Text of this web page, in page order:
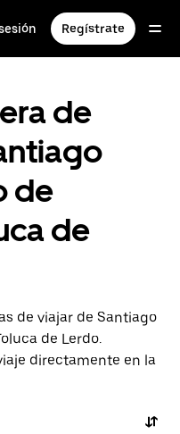
Regístrate
de
de
de
de viajar de Santiago
de Lerdo.
directamente en la